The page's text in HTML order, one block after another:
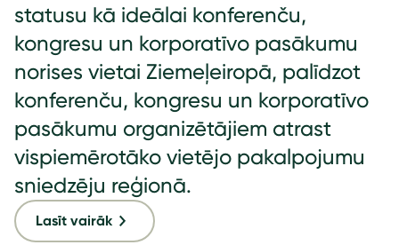
statusu kā ideālai konferenču,
kongresu un korporatīvo pasākumu
norises vietai Ziemeļeiropā, palīdzot
konferenču, kongresu un korporatīvo
pasākumu organizētājiem atrast
vispiemērotāko vietējo pakalpojumu
sniedzēju reģionā.
Lasīt vairāk